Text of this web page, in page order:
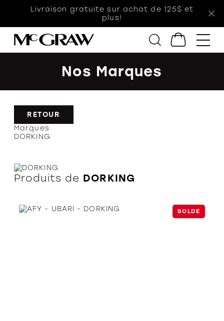
Livraison gratuite sur achat de 125$ et
plus!
Femmes
Nos Marques
RETOUR
Marques
DORKING
Produits de DORKING
SOLDE